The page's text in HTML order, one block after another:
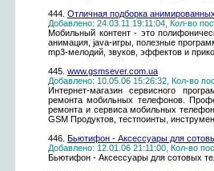
444. Отличная подборка
Добавлено: 24.03.11 19:11:04, Кол-во
Мобильный контент - это
анимация, java-игры, полезные
mp3-мелодий, звуков, эффектов и
445. www.gsmsever.com.ua
Добавлено: 10.05.06 15:26:32, Кол-во
Интернет-магазин сервисного
ремонта мобильных телефонов.
ремонта и сервиса мобильных
GSM Продуктов, тестпоинты,
446. Бьютифон - Аксессуары для
Добавлено: 12.01.06 21:11:00, Кол-во
Бьютифон - Аксессуары для сотовых